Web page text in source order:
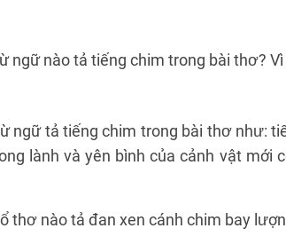
ngữ nào tả tiếng chim trong bài thơ? Vì
ngữ tả tiếng chim trong bài thơ như:
lành và yên bình của cảnh vật mới
thơ nào tả đan xen cánh chim bay